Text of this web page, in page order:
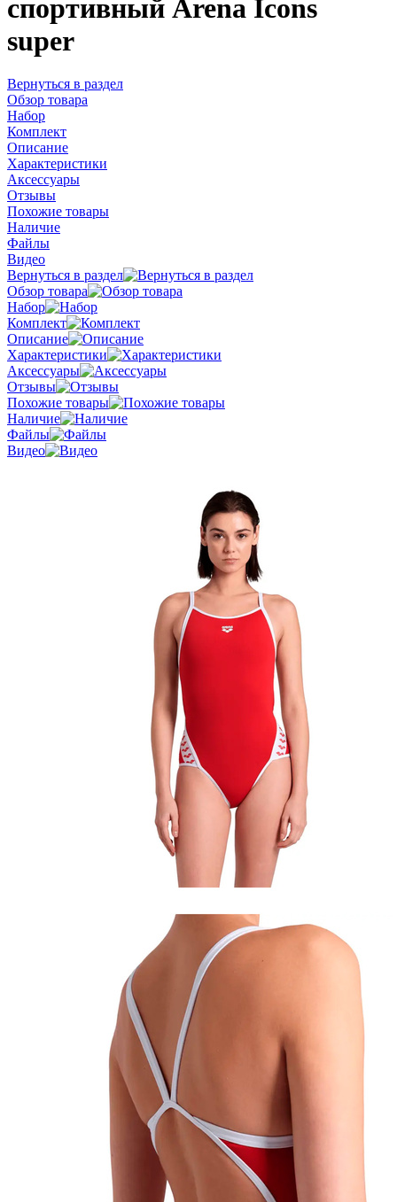
спортивный Arena Icons
super
Вернуться в раздел
Обзор товара
Набор
Комплект
Описание
Характеристики
Аксессуары
Отзывы
Похожие товары
Наличие
Файлы
Видео
Вернуться в раздел
Обзор товара
Набор
Комплект
Описание
Характеристики
Аксессуары
Отзывы
Похожие товары
Наличие
Файлы
Видео